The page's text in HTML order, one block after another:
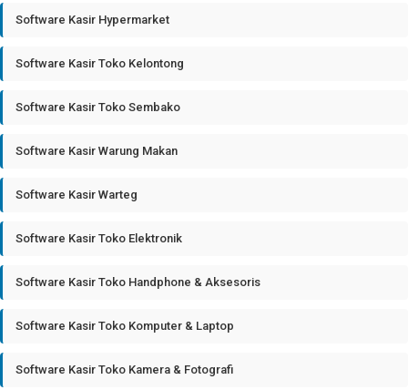
Software Kasir Hypermarket
Software Kasir Toko Kelontong
Software Kasir Toko Sembako
Software Kasir Warung Makan
Software Kasir Warteg
Software Kasir Toko Elektronik
Software Kasir Toko Handphone & Aksesoris
Software Kasir Toko Komputer & Laptop
Software Kasir Toko Kamera & Fotografi